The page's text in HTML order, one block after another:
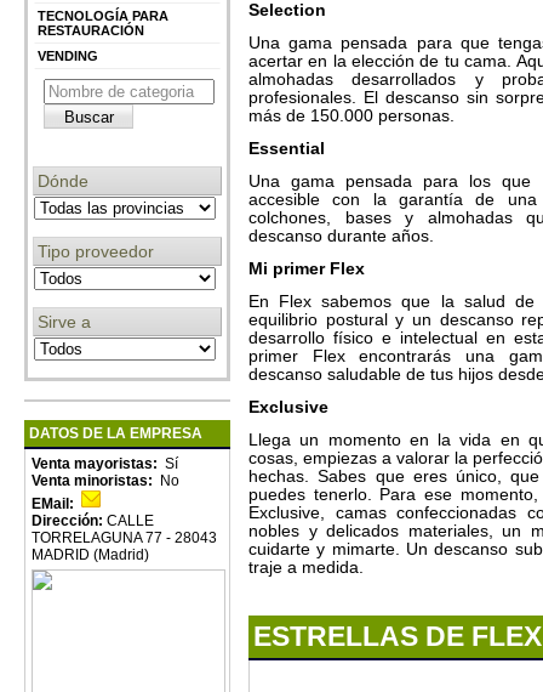
TECNOLOGÍA PARA
RESTAURACIÓN
VENDING
Dónde
Tipo proveedor
Sirve a
DATOS DE LA EMPRESA
Venta mayoristas: Sí
Venta minoristas:
No
EMail:
Dirección: CALLE
TORRELAGUNA 77 - 28043
MADRID (Madrid)
Selection
Una gama pensada para que
acertar en la elección de tu cama.
almohadas desarrollados y
profesionales. El descanso sin
más de 150.000 personas.
Essential
Una gama pensada para los
accesible con la garantía de una
colchones, bases y almohadas
descanso durante años.
Mi primer Flex
En Flex sabemos que la salud
equilibrio postural y un descanso
desarrollo físico e intelectual en
primer Flex encontrarás una
descanso saludable de tus hijos
Exclusive
Llega un momento en la vida en
cosas, empiezas a valorar la
hechas. Sabes que eres único,
puedes tenerlo. Para ese
Exclusive, camas confeccionadas
nobles y delicados materiales, un
cuidarte y mimarte. Un descanso
traje a medida.
ESTRELLAS DE